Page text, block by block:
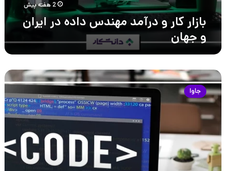
2 هفته پیش
بازار کار و درآمد مهندس داده در ایران
و جهان
با
۱۲
مورد
چالش‌های
جاوا
و
روش‌های
جاوا